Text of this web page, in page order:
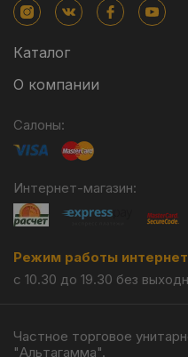
Каталог
О компании
Салоны:
Интернет-магазин:
Режим работы
с 10.30 до 19.30 без
Частное торговое
"Альтагамма".